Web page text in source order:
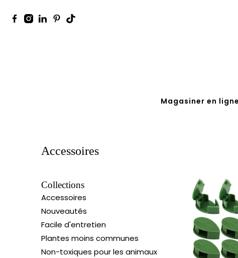
Magasiner en ligne
Accessoires
Collections
Accessoires
Nouveautés
Facile d'entretien
Plantes moins communes
Non-toxiques pour les animaux